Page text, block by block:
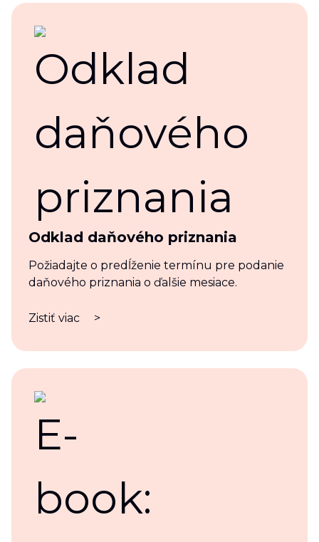
Odklad daňového priznania
Požiadajte o predĺženie termínu pre podanie
daňového priznania o ďalšie mesiace.
Zistiť viac >